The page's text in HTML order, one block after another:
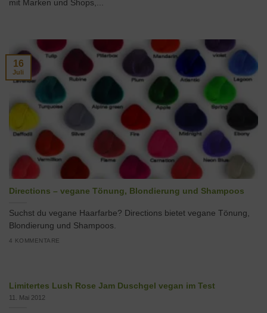
mit Marken und Shops,...
Directions – vegane Tönung, Blondierung und Shampoos
Suchst du vegane Haarfarbe? Directions bietet vegane Tönung,
Blondierung und Shampoos.
4 KOMMENTARE
16
Juli
Limitertes Lush Rose Jam Duschgel vegan im Test
11. Mai 2012